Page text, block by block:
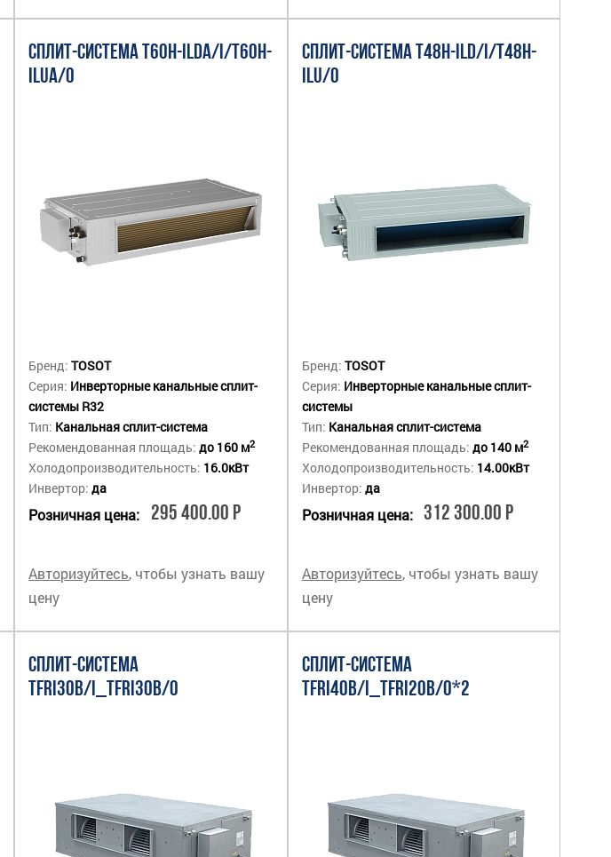
СПЛИТ-СИСТЕМА T60H-ILDA/I/T60H-
ILUA/O
Бренд: TOSOT
Серия: Инверторные канальные сплит-
системы R32
Тип: Канальная сплит-система
Рекомендованная площадь: до 160 м2
Холодопроизводительность: 16.0кВт
Инвертор: да
Розничная цена: 295 400.00 Р
Авторизуйтесь, чтобы узнать вашу
цену
СПЛИТ-СИСТЕМА T48H-ILD/I/T48H-
ILU/O
Бренд: TOSOT
Серия: Инверторные канальные сплит-
системы
Тип: Канальная сплит-система
Рекомендованная площадь: до 140 м2
Холодопроизводительность: 14.00кВт
Инвертор: да
Розничная цена: 312 300.00 Р
Авторизуйтесь, чтобы узнать вашу
цену
СПЛИТ-СИСТЕМА
TFRI30B/I_TFRI30B/O
СПЛИТ-СИСТЕМА
TFRI40B/I_TFRI20B/O*2